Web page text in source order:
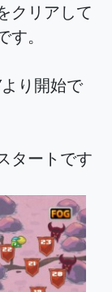
クリアして
。
り開始で
タートです